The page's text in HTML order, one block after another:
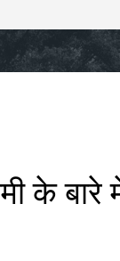
टेक – ऑटो
के